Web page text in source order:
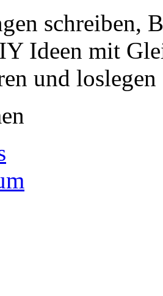
schreiben,
Ideen mit
und loslegen